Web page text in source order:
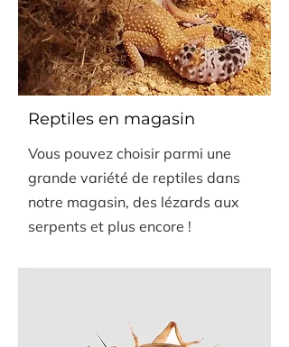
Reptiles en magasin
Vous pouvez choisir parmi une
grande variété de reptiles dans
notre magasin, des lézards aux
serpents et plus encore !